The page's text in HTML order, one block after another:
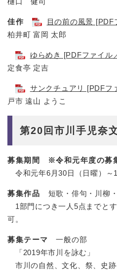
佳作 目の前の風景 [PDF
柏井町 富岡 太郎
ゆらめき [PDFファイル
定食亭 定吉
サンクチュアリ [PDFフ
戸市 遠山 ようこ
第20回市川手児奈
募集期間
※令和元年度の募
令和元年6月30日（日曜）
募集作品 短歌・俳句・川柳
1部門につき一人5点までと
可。
募集テーマ 一般の部
「2019年市川を詠む」
市川の自然、文化、祭、史